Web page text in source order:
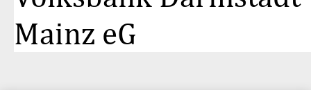
Mainz eG